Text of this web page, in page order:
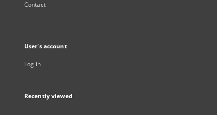
Contact
User's account
Log in
Recently viewed